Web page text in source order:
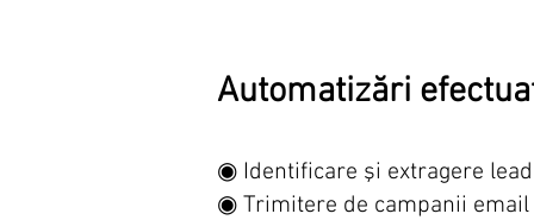
Automatizări
◉ Identificare şi extragere
◉ Trimitere de campanii